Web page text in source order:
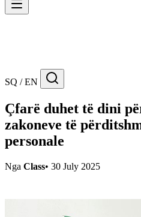
SQ / EN
Çfarë duhet të dini
zakoneve të
personale
Nga Class• 30 July 2025